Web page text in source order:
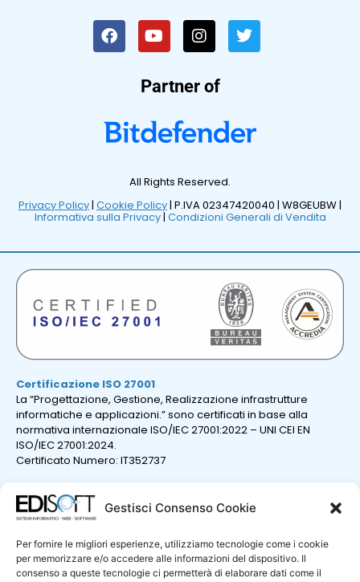
Gestisci Consenso Cookie
Per fornire le migliori esperienze, utilizziamo tecnologie come i cookie
per memorizzare e/o accedere alle informazioni del dispositivo. Il
consenso a queste tecnologie ci permetterà di elaborare dati come il
Partner of
All Rights Reserved.
Privacy Policy| Cookie Policy| P.IVA 02347420040 | W8GEUBW |
Informativa sulla Privacy| Condizioni Generali di Vendita
Certificazione ISO 27001
La “Progettazione, Gestione, Realizzazione infrastrutture
informatiche e applicazioni.” sono certificati in base alla
normativa internazionale ISO/IEC 27001:2022 – UNI CEI EN
ISO/IEC 27001:2024.
Certificato Numero: IT352737